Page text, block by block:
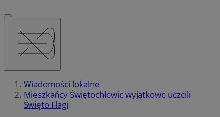
Wiadomości lokalne
Mieszkańcy Świętochłowic wyjątkowo uczcili
Święto Flagi